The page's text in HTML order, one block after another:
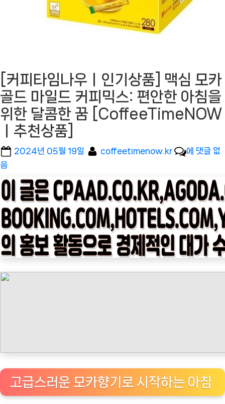
[커피타임나우ㅣ인기상품] 맥심 모카
골드 마일드 커피믹스: 편안한 아침을
위한 달콤한 꿈 [CoffeeTimeNOW
ㅣ추천상품]
Posted
2024년 05월 19일 By
coffeetimenow.kr
[커
타
임
나
우
ㅣ
인
드
마
에 댓글 없
음
고급스러운 모카향기로 시작하는 아침